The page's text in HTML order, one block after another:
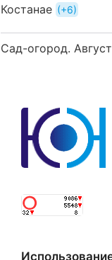
Костанае
+6
Сад-огород.